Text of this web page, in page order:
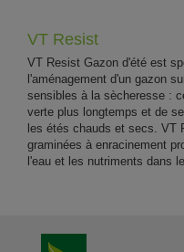
VT Resist
VT Resist Gazon d'été est
l'aménagement d'un gazon
sensibles à la sècheresse :
verte plus longtemps et de
les étés chauds et secs. VT
graminées à enracinement
l'eau et les nutriments dans